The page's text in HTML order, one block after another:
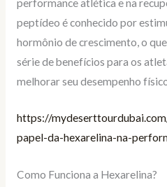
performance atlética e na
peptídeo é conhecido por
hormônio de crescimento, o
série de benefícios para os
melhorar seu desempenho
https://
papel-da-hexarelina-na-
Como Funciona a Hexarelina?